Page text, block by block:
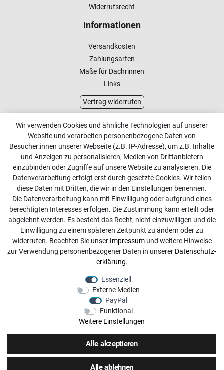
Widerrufsrecht
Informationen
Versandkosten
Zahlungsarten
Maße für Dachrinnen
Links
Vertrag widerrufen
Kundenservice
Kontakt
Online Retourenservice
Kontakt
info@dachdecker-shop.de
+49 3501 507295
Montag - Freitag, 08:00 - 16:00
Anrufe aus dem dt. Festnetz zum Ortstarif, Preise aus dem
Mobilfunknetz ggf. abweichend (abhängig vom Provider).
Wir verwenden Cookies und ähnliche Technologien auf unserer
Website und verarbeiten personenbezogene Daten von
Besucher:innen unserer Webseite (z.B. IP-Adresse), um z.B. Inhalte
und Anzeigen zu personalisieren, Medien von Drittanbietern
einzubinden oder Zugriffe auf unsere Website zu analysieren. Die
Datenverarbeitung erfolgt erst durch gesetzte Cookies. Wir teilen
diese Daten mit Dritten, die wir in den Einstellungen benennen.
Die Datenverarbeitung kann mit Einwilligung oder aufgrund eines
berechtigten Interesses erfolgen. Die Zustimmung kann erteilt oder
abgelehnt werden. Es besteht das Recht, nicht einzuwilligen und die
Einwilligung zu einem späteren Zeitpunkt zu ändern oder zu
widerrufen. Beachten Sie unser Impressumund weitere Hinweise
zur Verwendung personenbezogener Daten in unserer Daten­schutz­
erklärung.
Essenziell
Externe Medien
PayPal
Funktional
Weitere Einstellungen
Alle akzeptieren
Alle ablehnen